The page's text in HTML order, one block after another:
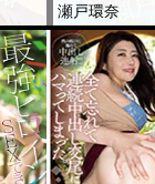
瀬戸環奈